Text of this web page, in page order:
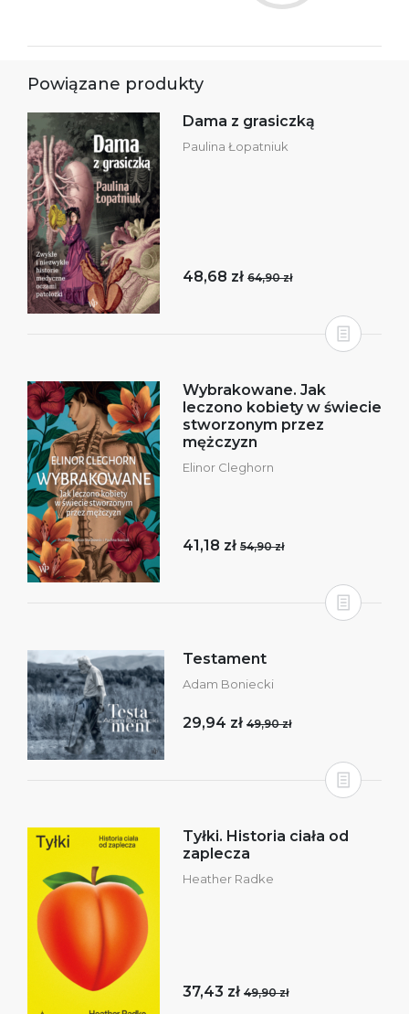
Powiązane produkty
Dama z grasiczką
Paulina Łopatniuk
48,68 zł 64,90 zł
Wybrakowane. Jak
leczono kobiety w świecie
stworzonym przez
mężczyzn
Elinor Cleghorn
41,18 zł 54,90 zł
Testament
Adam Boniecki
29,94 zł 49,90 zł
Tyłki. Historia ciała od
zaplecza
Heather Radke
37,43 zł 49,90 zł